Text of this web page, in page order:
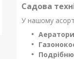
Садова
У нашому